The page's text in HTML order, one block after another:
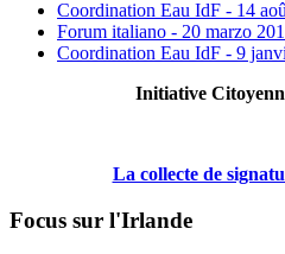
Coordination Eau IdF - 14
Forum italiano - 20 marzo
Coordination Eau IdF - 9
Initiative
La collecte de
Focus sur l'Irlande